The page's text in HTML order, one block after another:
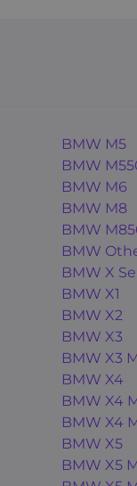
BMW M5
BMW
BMW M6
BMW M8
BMW
BMW
BMW X
BMW X1
BMW X2
BMW X3
BMW X3
BMW X4
BMW X4
BMW X4
BMW X5
BMW X5